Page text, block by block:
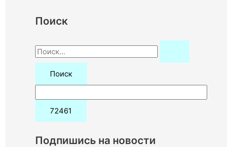
Поиск
П
о
:
Подпишись на новости